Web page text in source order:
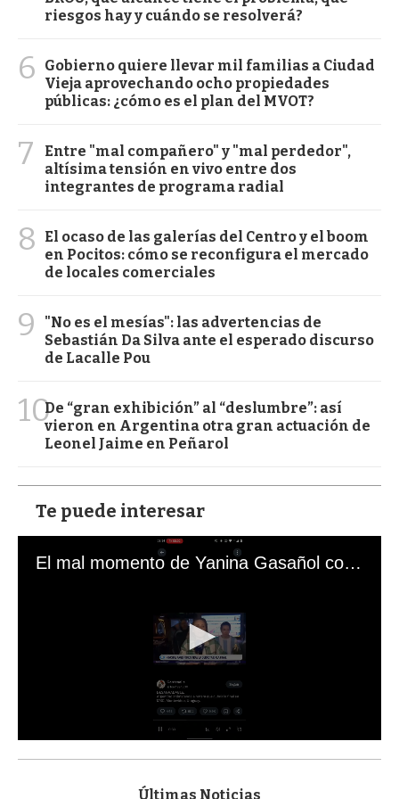
riesgos hay y cuándo se resolverá?
6
Gobierno quiere llevar mil familias a Ciudad
Vieja aprovechando ocho propiedades
públicas: ¿cómo es el plan del MVOT?
7
Entre "mal compañero" y "mal perdedor",
altísima tensión en vivo entre dos
integrantes de programa radial
8
El ocaso de las galerías del Centro y el boom
en Pocitos: cómo se reconfigura el mercado
de locales comerciales
9
"No es el mesías": las advertencias de
Sebastián Da Silva ante el esperado discurso
de Lacalle Pou
10De “gran exhibición” al “deslumbre”: así
vieron en Argentina otra gran actuación de
Leonel Jaime en Peñarol
Te puede interesar
El mal momento de Yanina Gasañol con un hincha argentino en "Subrayado"
s
Últimas Noticias